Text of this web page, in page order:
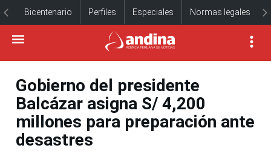
Bicentenario Perfiles Especiales Normas legales
Gobierno del presidente
Balcázar asigna S/ 4,200
millones para preparación ante
desastres